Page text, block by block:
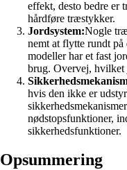
effekt, desto bedre er
hårdføre træstykker.
Jordsystem:Nogle
nemt at flytte rundt på
modeller har et fast
brug. Overvej, hvilket
hvis den ikke er
nødstopsfunktioner,
sikkerhedsfunktioner.
Opsummering